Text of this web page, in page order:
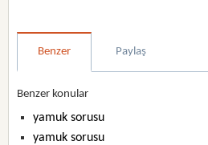
Benzer Paylaş
Benzer konular
yamuk sorusu
yamuk sorusu